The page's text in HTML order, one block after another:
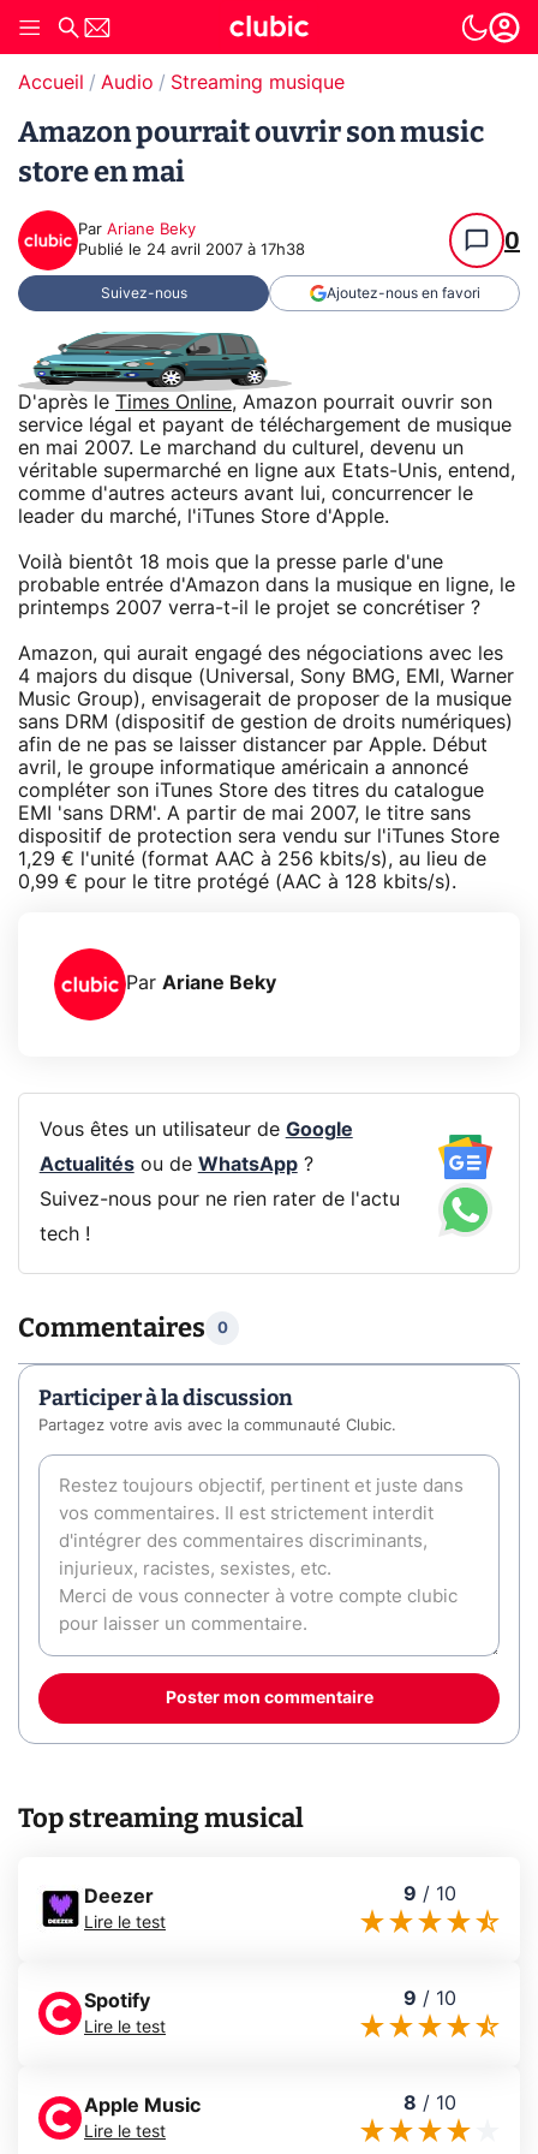
Accueil Audio Streaming musique
Amazon pourrait ouvrir son music
store en mai
Par Ariane Beky
Publié le 24 avril 2007 à 17h38 0
Suivez-nous Ajoutez-nous en favori
D'après le Times Online, Amazon pourrait ouvrir son
service légal et payant de téléchargement de musique
en mai 2007. Le marchand du culturel, devenu un
véritable supermarché en ligne aux Etats-Unis, entend,
comme d'autres acteurs avant lui, concurrencer le
leader du marché, l'iTunes Store d'Apple.
Voilà bientôt 18 mois que la presse parle d'une
probable entrée d'Amazon dans la musique en ligne, le
printemps 2007 verra-t-il le projet se concrétiser ?
Amazon, qui aurait engagé des négociations avec les
4 majors du disque (Universal, Sony BMG, EMI, Warner
Music Group), envisagerait de proposer de la musique
sans DRM (dispositif de gestion de droits numériques)
afin de ne pas se laisser distancer par Apple. Début
avril, le groupe informatique américain a annoncé
compléter son iTunes Store des titres du catalogue
EMI 'sans DRM'. A partir de mai 2007, le titre sans
dispositif de protection sera vendu sur l'iTunes Store
1,29 € l'unité (format AAC à 256 kbits/s), au lieu de
0,99 € pour le titre protégé (AAC à 128 kbits/s).
Par Ariane Beky
Vous êtes un utilisateur de Google
Actualitésou de WhatsApp?
Suivez-nous pour ne rien rater de l'actu
tech !
Commentaires 0
Participer à la discussion
Partagez votre avis avec la communauté Clubic.
Poster mon commentaire
Top streaming musical
Deezer
Lire le test
9 / 10
Spotify
Lire le test
9 / 10
Apple Music
Lire le test
8 / 10